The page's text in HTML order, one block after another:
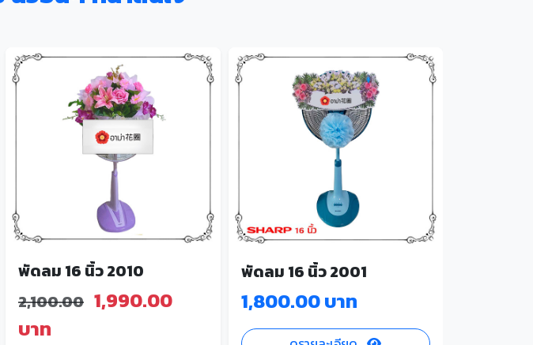
พัดลม 16 นิ้ว 2010
2,100.00 1,990.00
บาท
พัดลม 16 นิ้ว 2001
1,800.00 บาท